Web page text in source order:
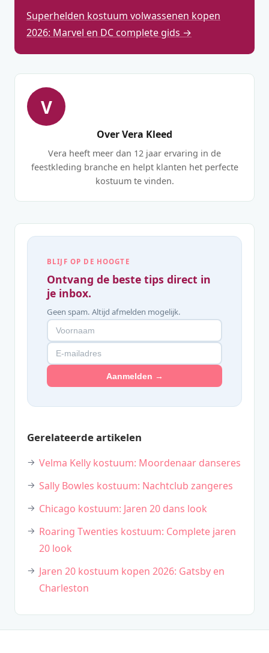
Superhelden kostuum volwassenen kopen
2026: Marvel en DC complete gids →
V
Over Vera Kleed
Vera heeft meer dan 12 jaar ervaring in de
feestkleding branche en helpt klanten het perfecte
kostuum te vinden.
BLIJF OP DE HOOGTE
Ontvang de beste tips direct in
je inbox.
Geen spam. Altijd afmelden mogelijk.
Aanmelden →
Gerelateerde artikelen
Velma Kelly kostuum: Moordenaar danseres
Sally Bowles kostuum: Nachtclub zangeres
Chicago kostuum: Jaren 20 dans look
Roaring Twenties kostuum: Complete jaren
20 look
Jaren 20 kostuum kopen 2026: Gatsby en
Charleston